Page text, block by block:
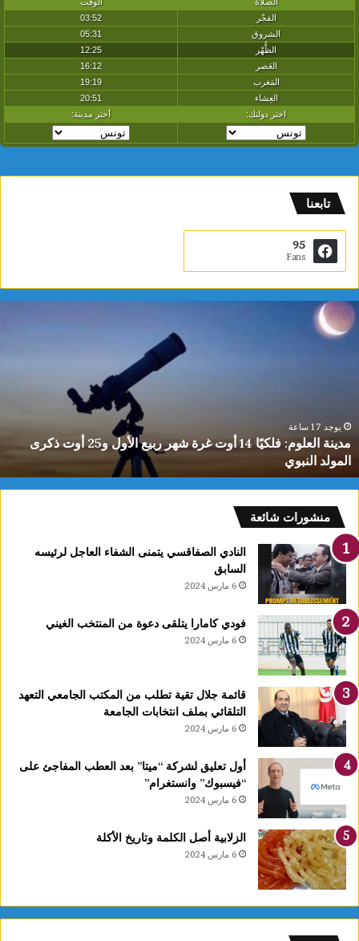
تابعنا
95
Fans
مدينة
العلوم:
فلكيًا
ربيع
الأول
و25
أوت
ذكرى
المولد
النبوي
يوجد 17 ساعة
مدينة العلوم: فلكيًا 14 أوت غرة شهر ربيع الأول و25 أوت ذكرى
المولد النبوي
منشورات شائعة
النادي الصفاقسي يتمنى الشفاء العاجل لرئيسه
السابق
6 مارس 2024
فودي كامارا يتلقى دعوة من المنتخب الغيني
6 مارس 2024
قائمة جلال تقية تطلب من المكتب الجامعي التعهد
التلقائي بملف انتخابات الجامعة
6 مارس 2024
أول تعليق لشركة “ميتا” بعد العطب المفاجئ على
“فيسبوك” وانستغرام”
6 مارس 2024
الزلابية أصل الكلمة وتاريخ الأكلة
6 مارس 2024